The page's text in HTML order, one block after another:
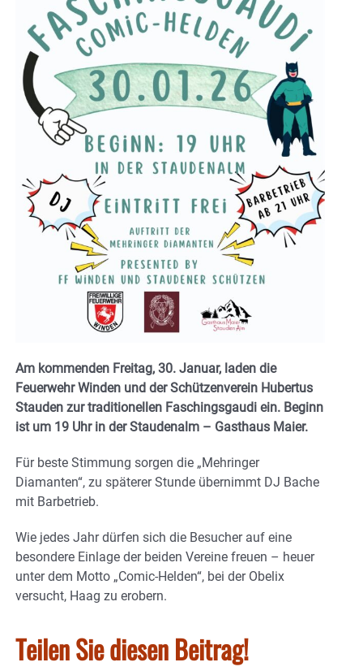
Am kommenden Freitag, 30. Januar, laden die
Feuerwehr Winden und der Schützenverein Hubertus
Stauden zur traditionellen Faschingsgaudi ein. Beginn
ist um 19 Uhr in der Staudenalm – Gasthaus Maier.
Für beste Stimmung sorgen die „Mehringer
Diamanten“, zu späterer Stunde übernimmt DJ Bache
mit Barbetrieb.
Wie jedes Jahr dürfen sich die Besucher auf eine
besondere Einlage der beiden Vereine freuen – heuer
unter dem Motto „Comic-Helden“, bei der Obelix
versucht, Haag zu erobern.
Teilen Sie diesen Beitrag!